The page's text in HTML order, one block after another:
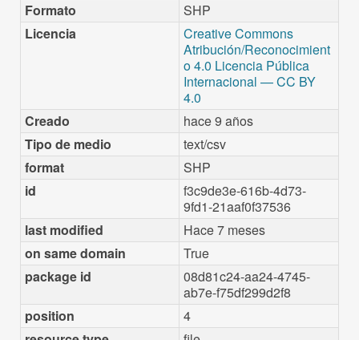
Formato
SHP
Licencia
Creative Commons
Atribución/Reconocimient
o 4.0 Licencia Pública
Internacional — CC BY
4.0
Creado
hace 9 años
Tipo de medio
text/csv
format
SHP
id
f3c9de3e-616b-4d73-
9fd1-21aaf0f37536
last modified
Hace 7 meses
on same domain
True
package id
08d81c24-aa24-4745-
ab7e-f75df299d2f8
position
4